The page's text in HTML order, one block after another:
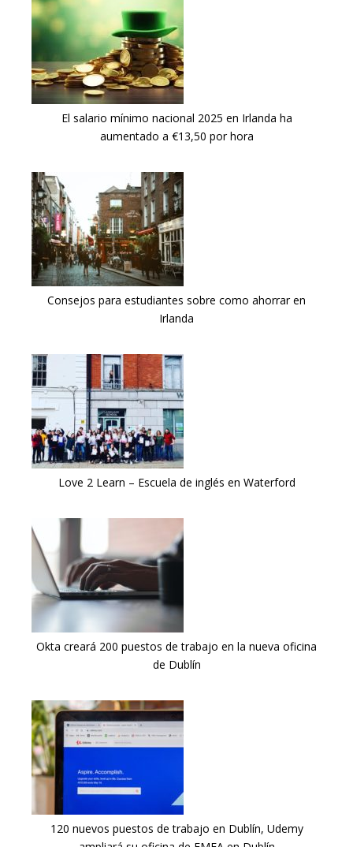
El salario mínimo nacional 2025 en Irlanda ha
aumentado a €13,50 por hora
Consejos para estudiantes sobre como ahorrar en
Irlanda
Love 2 Learn – Escuela de inglés en Waterford
Okta creará 200 puestos de trabajo en la nueva oficina
de Dublín
120 nuevos puestos de trabajo en Dublín, Udemy